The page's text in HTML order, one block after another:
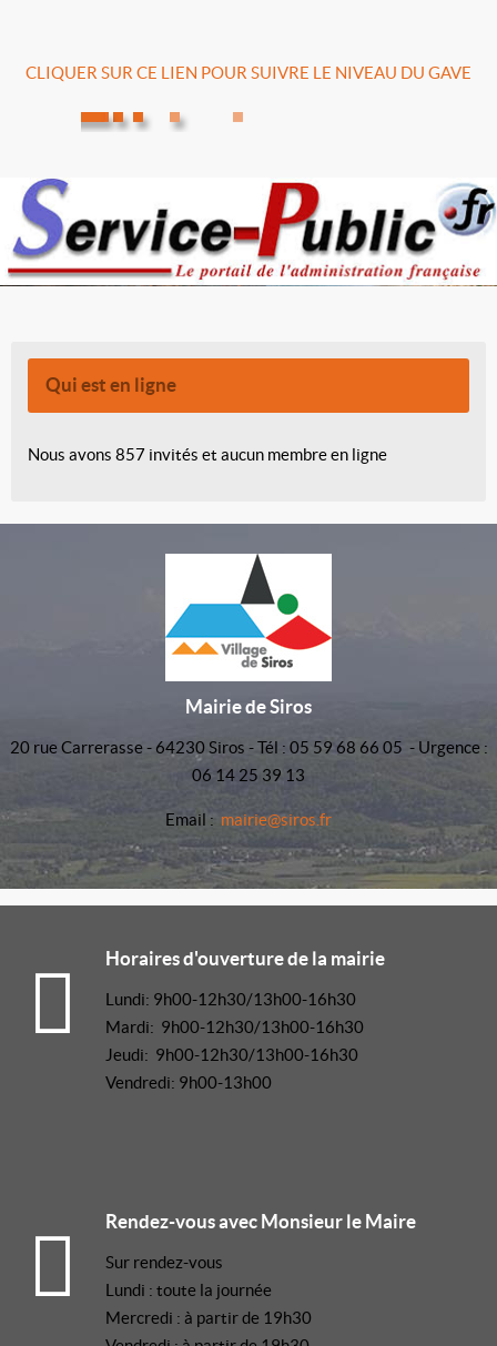
CLIQUER SUR CE LIEN POUR SUIVRE LE NIVEAU DU GAVE
Qui est en ligne
Nous avons 857 invités et aucun membre en ligne
Mairie de Siros
20 rue Carrerasse - 64230 Siros - Tél : 05 59 68 66 05 - Urgence :
06 14 25 39 13
Email : mairie@siros.fr
Horaires d'ouverture de la mairie
Lundi: 9h00-12h30/13h00-16h30
Mardi: 9h00-12h30/13h00-16h30
Jeudi: 9h00-12h30/13h00-16h30
Vendredi: 9h00-13h00
Rendez-vous avec Monsieur le Maire
Sur rendez-vous
Lundi : toute la journée
Mercredi : à partir de 19h30